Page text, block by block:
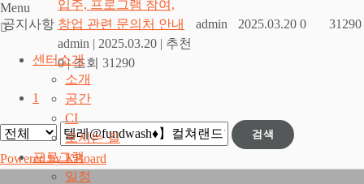
Menu
센터소개
소개
공간
CI
오시는 길
프로그램
일정
공지사항
입주, 프로그램 참여,
창업 관련 문의처 안내
admin | 2025.03.20 | 추천
0 | 조회 31290
admin 2025.03.20 0 31290
1
검색
Powered by KBoard